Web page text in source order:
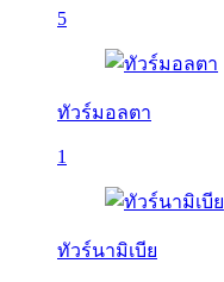
5
ทัวร์มอลตา
1
ทัวร์นามิเบีย